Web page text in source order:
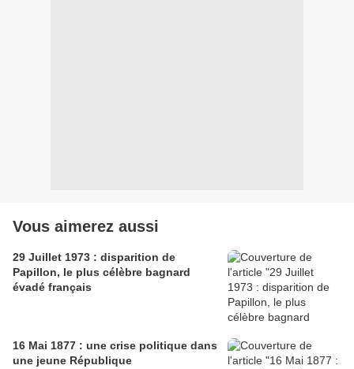
Vous aimerez aussi
29 Juillet 1973 : disparition de
Papillon, le plus célèbre bagnard
évadé français
16 Mai 1877 : une crise politique dans
une jeune République